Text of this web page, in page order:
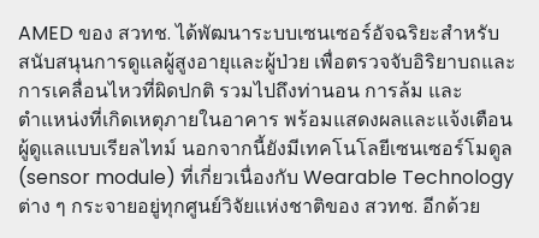
AMED ของ สวทช. ได้พัฒนาระบบเซนเซอร์อัจฉริยะสำหรับ
สนับสนุนการดูแลผู้สูงอายุและผู้ป่วย เพื่อตรวจจับอิริยาบถและ
การเคลื่อนไหวที่ผิดปกติ รวมไปถึงท่านอน การล้ม และ
ตำแหน่งที่เกิดเหตุภายในอาคาร พร้อมแสดงผลและแจ้งเตือน
ผู้ดูแลแบบเรียลไทม์ นอกจากนี้ยังมีเทคโนโลยีเซนเซอร์โมดูล
(sensor module) ที่เกี่ยวเนื่องกับ Wearable Technology
ต่าง ๆ กระจายอยู่ทุกศูนย์วิจัยแห่งชาติของ สวทช. อีกด้วย